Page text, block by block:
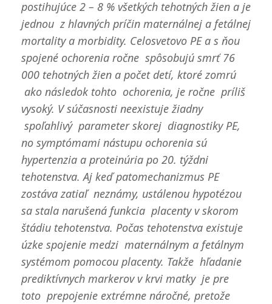
postihujúce 2 – 8 % všetkých tehotných žien a je
jednou z hlavných príčin maternálnej a fetálnej
mortality a morbidity. Celosvetovo PE a s ňou
spojené ochorenia ročne spôsobujú smrť 76
000 tehotných žien a počet detí, ktoré zomrú
ako následok tohto ochorenia, je ročne príliš
vysoký. V súčasnosti neexistuje žiadny
spoľahlivý parameter skorej diagnostiky PE,
no symptómami nástupu ochorenia sú
hypertenzia a proteinúria po 20. týždni
tehotenstva. Aj keď patomechanizmus PE
zostáva zatiaľ neznámy, ustálenou hypotézou
sa stala narušená funkcia placenty v skorom
štádiu tehotenstva. Počas tehotenstva existuje
úzke spojenie medzi maternálnym a fetálnym
systémom pomocou placenty. Takže hľadanie
prediktívnych markerov v krvi matky je pre
toto prepojenie extrémne náročné, pretože